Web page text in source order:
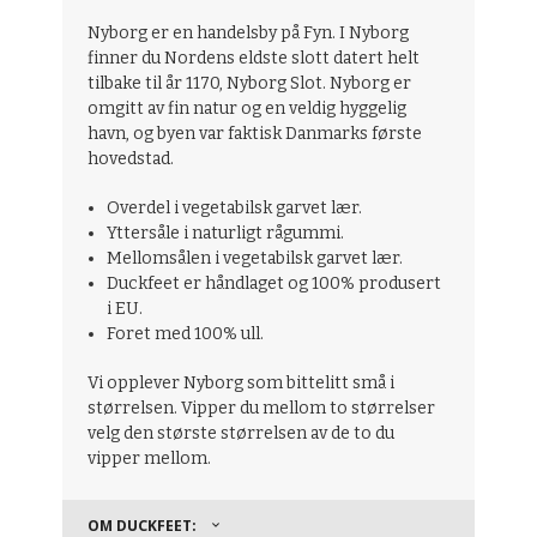
Nyborg er en handelsby på Fyn. I Nyborg
finner du Nordens eldste slott datert helt
tilbake til år 1170, Nyborg Slot. Nyborg er
omgitt av fin natur og en veldig hyggelig
havn, og byen var faktisk Danmarks første
hovedstad.
Overdel i vegetabilsk garvet lær.
Yttersåle i naturligt rågummi.
Mellomsålen i vegetabilsk garvet lær.
Duckfeet er håndlaget og 100% produsert
i EU.
Foret med 100% ull.
Vi opplever Nyborg som bittelitt små i
størrelsen. Vipper du mellom to størrelser
velg den største størrelsen av de to du
vipper mellom.
OM DUCKFEET: